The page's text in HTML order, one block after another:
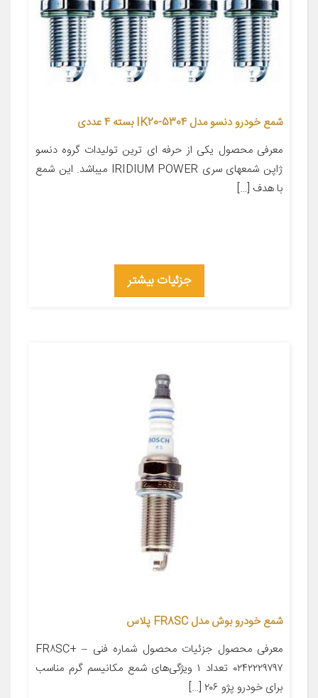
شمع خودرو دنسو مدل 5304-IK20 بسته 4 عددی
معرفی محصول یکی از حرفه ای ترین تولیدات گروه دنسو
ژاپن شمعهای سری IRIDIUM POWER میباشد. این شمع
با هدف […]
جزئیات بیشتر
شمع خودرو بوش مدل FR8SC پلاس
معرفی محصول جزئیات محصول شماره فنی FR۸SC+ –
۰۲۴۲۲۲۹۷۹۷ تعداد ۱ ویژگی‌های شمع مکانیسم گرم مناسب
برای خودرو پژو ۲۰۶ […]